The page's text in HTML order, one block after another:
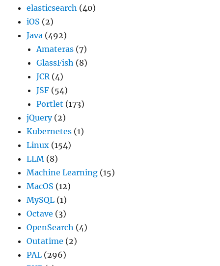
elasticsearch (40)
iOS (2)
Java (492)
Amateras (7)
GlassFish (8)
JCR(4)
JSF (54)
Portlet (173)
jQuery(2)
Kubernetes (1)
Linux (154)
LLM (8)
Machine Learning (15)
MacOS (12)
MySQL (1)
Octave (3)
OpenSearch (4)
Outatime (2)
PAL (296)